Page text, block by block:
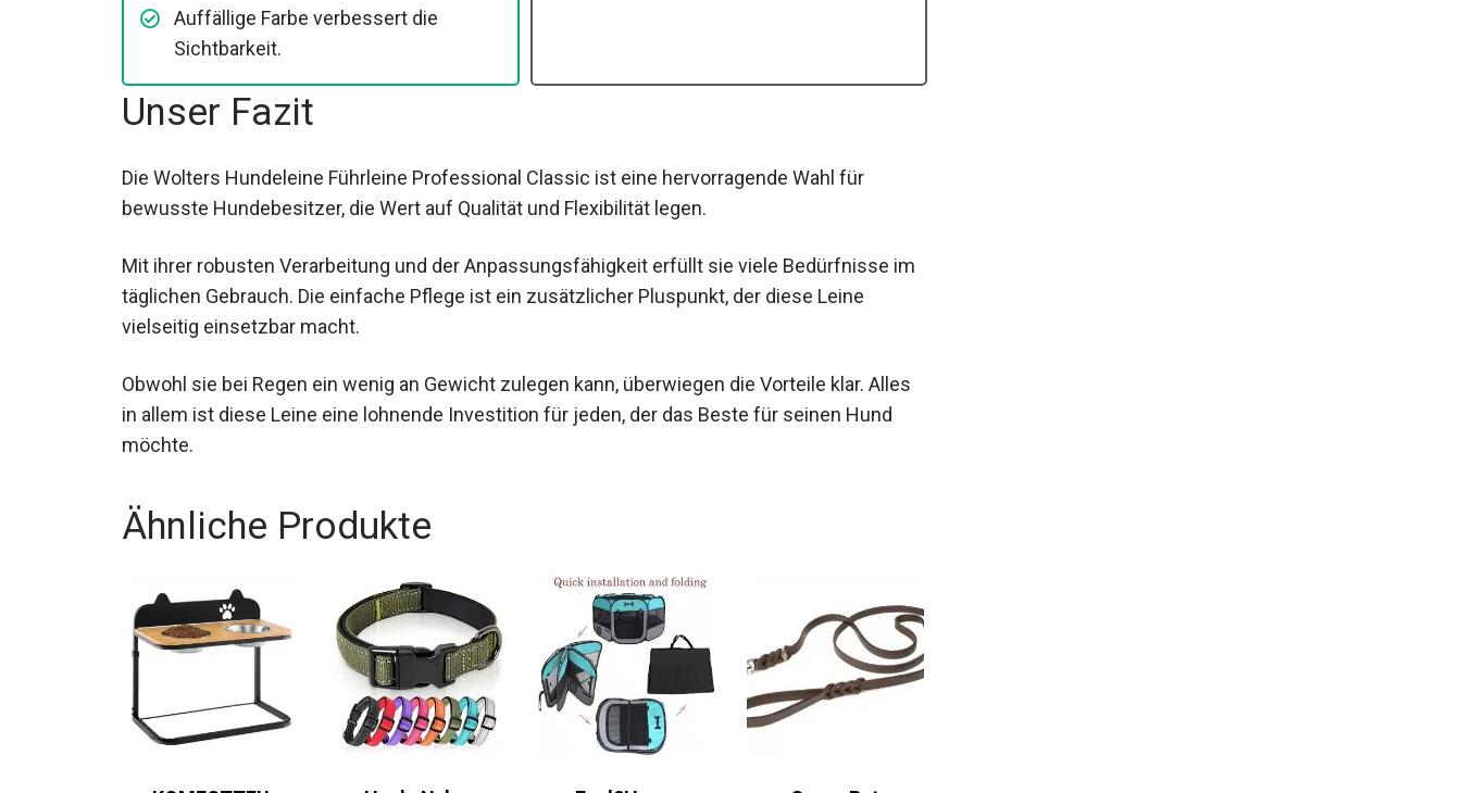
Auffällige Farbe verbessert die
Sichtbarkeit.
Unser Fazit
Die Wolters Hundeleine Führleine Professional Classic ist eine hervorragende Wahl für
bewusste Hundebesitzer, die Wert auf Qualität und Flexibilität legen.
Mit ihrer robusten Verarbeitung und der Anpassungsfähigkeit erfüllt sie viele Bedürfnisse im
täglichen Gebrauch. Die einfache Pflege ist ein zusätzlicher Pluspunkt, der diese Leine
vielseitig einsetzbar macht.
Obwohl sie bei Regen ein wenig an Gewicht zulegen kann, überwiegen die Vorteile klar. Alles
in allem ist diese Leine eine lohnende Investition für jeden, der das Beste für seinen Hund
möchte.
Ähnliche Produkte